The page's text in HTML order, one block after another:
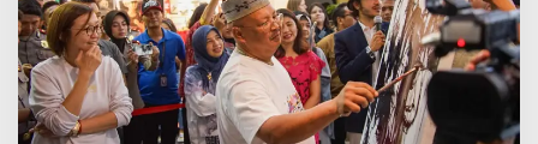
l
e
m
d
i
k